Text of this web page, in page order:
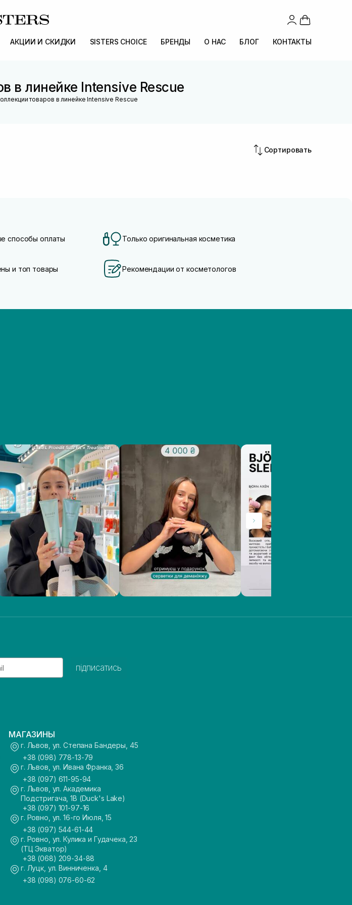
АКЦИИ И СКИДКИ SISTERS CHOICE БРЕНДЫ О НАС БЛОГ КОНТАКТЫ
в линейке Intensive Rescue
товаров в линейке Intensive Rescue
Сортировать
способы оплаты Только оригинальная косметика
и топ товары Рекомендации от косметологов
підписатись
МАГАЗИНЫ
г. Львов, ул. Степана Бандеры, 45
+38 (098) 778-13-79
г. Львов, ул. Ивана Франка, 36
+38 (097) 611-95-94
г. Львов, ул. Академика
Подстригача, 1В (Duck's Lake)
+38 (097) 101-97-16
г. Ровно, ул. 16-го Июля, 15
+38 (097) 544-61-44
г. Ровно, ул. Кулика и Гудачека, 23
(ТЦ Экватор)
+38 (068) 209-34-88
г. Луцк, ул. Винниченка, 4
+38 (098) 076-60-62